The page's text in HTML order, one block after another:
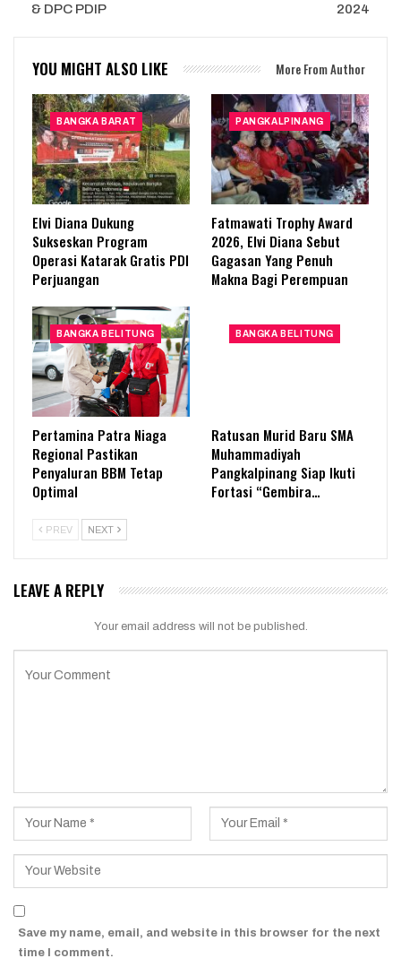
& DPC PDIP
2024
YOU MIGHT ALSO LIKE More From Author
BANGKA BARAT
Elvi Diana Dukung
Sukseskan Program
Operasi Katarak Gratis PDI
Perjuangan
PANGKALPINANG
Fatmawati Trophy Award
2026, Elvi Diana Sebut
Gagasan Yang Penuh
Makna Bagi Perempuan
BANGKA BELITUNG
Pertamina Patra Niaga
Regional Pastikan
Penyaluran BBM Tetap
Optimal
BANGKA BELITUNG
Ratusan Murid Baru SMA
Muhammadiyah
Pangkalpinang Siap Ikuti
Fortasi “Gembira…
PREV NEXT
LEAVE A REPLY
Your email address will not be published.
Save my name, email, and website in this browser for the next
time I comment.